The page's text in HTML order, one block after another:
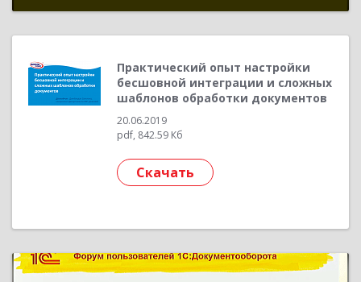
Практический опыт настройки
бесшовной интеграции и сложных
шаблонов обработки документов
20.06.2019
pdf, 842.59 Кб
Скачать